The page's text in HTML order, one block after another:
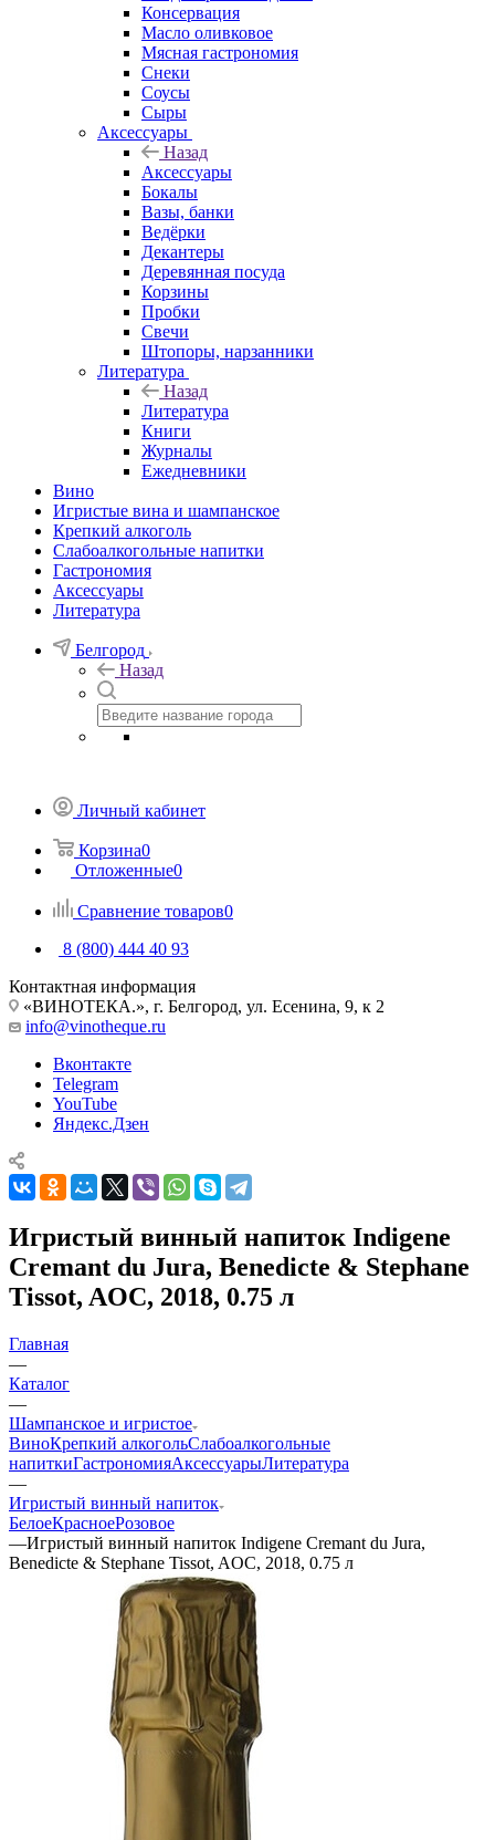
Консервация
Масло оливковое
Мясная гастрономия
Снеки
Соусы
Сыры
Аксессуары
Назад
Аксессуары
Бокалы
Вазы, банки
Ведёрки
Декантеры
Деревянная посуда
Корзины
Пробки
Свечи
Штопоры, нарзанники
Литература
Назад
Литература
Книги
Журналы
Ежедневники
Вино
Игристые вина и шампанское
Крепкий алкоголь
Слабоалкогольные напитки
Гастрономия
Аксессуары
Литература
Белгород
Назад
Личный кабинет
Корзина0
Отложенные0
Сравнение товаров0
8 (800) 444 40 93
Контактная информация
«ВИНОТЕКА.», г. Белгород, ул. Есенина, 9, к 2
info@vinotheque.ru
Вконтакте
Telegram
YouTube
Яндекс.Дзен
Игристый винный напиток Indigene
Cremant du Jura, Benedicte & Stephane
Tissot, AOC, 2018, 0.75 л
Главная
—
Каталог
—
Шампанское и игристое
ВиноКрепкий алкогольСлабоалкогольные
напиткиГастрономияАксессуарыЛитература
—
Игристый винный напиток
БелоеКрасноеРозовое
—Игристый винный напиток Indigene Cremant du Jura,
Benedicte & Stephane Tissot, AOC, 2018, 0.75 л